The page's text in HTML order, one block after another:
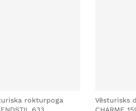
rokturpoga
633
Vēsturisks
CHARME